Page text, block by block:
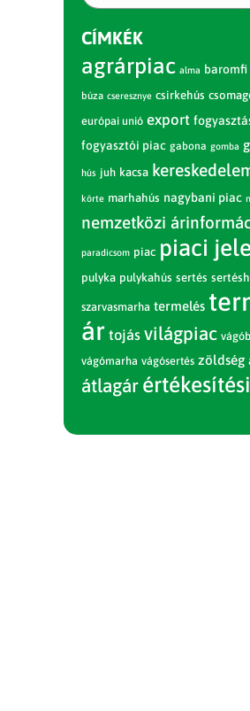
CÍMKÉK
agrárpiac alma baromfi
búza cseresznye csirkehús
európai unió export
fogyasztói piac gabona gomba
hús juh kacsa
körte marhahús nagybani piac
nemzetközi
paradicsom piac piaci
pulyka pulykahús sertés
szarvasmarha termelés
ár tojás világpiac
vágómarha vágósertés zöldség
átlagár